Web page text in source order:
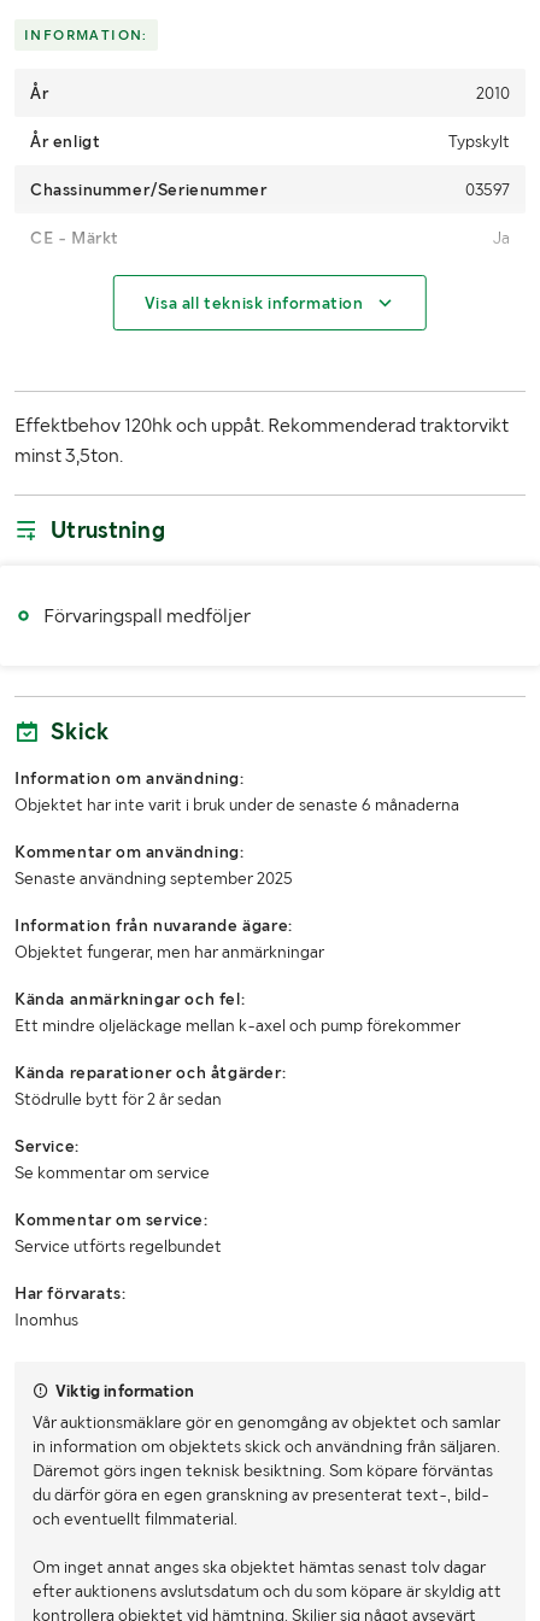
Skicka en finansieringsförfrågan här
INFORMATION:
År 2010
År enligt Typskylt
Chassinummer/Serienummer 03597
CE - Märkt Ja
MÅTT OCH VIKT:
Övriga mått
Visa all teknisk information
Effektbehov 120hk och uppåt. Rekommenderad traktorvikt
minst 3,5ton.
Utrustning
Förvaringspall medföljer
Skick
Information om användning:
Objektet har inte varit i bruk under de senaste 6 månaderna
Kommentar om användning:
Senaste användning september 2025
Information från nuvarande ägare:
Objektet fungerar, men har anmärkningar
Kända anmärkningar och fel:
Ett mindre oljeläckage mellan k-axel och pump förekommer
Kända reparationer och åtgärder:
Stödrulle bytt för 2 år sedan
Service:
Se kommentar om service
Kommentar om service:
Service utförts regelbundet
Har förvarats:
Inomhus
Viktig information
Vår auktionsmäklare gör en genomgång av objektet och samlar
in information om objektets skick och användning från säljaren.
Däremot görs ingen teknisk besiktning. Som köpare förväntas
du därför göra en egen granskning av presenterat text-, bild-
och eventuellt filmmaterial.
Om inget annat anges ska objektet hämtas senast tolv dagar
efter auktionens avslutsdatum och du som köpare är skyldig att
kontrollera objektet vid hämtning. Skiljer sig något avsevärt